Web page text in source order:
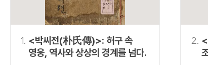
NOT 정조 NOT 정약용
“정조”
동시에 여러 개의 연산자를 사용할 수 있습니다.
1. <박씨전(朴氏傳)>: 허구 속
영웅, 역사와 상상의 경계를 넘다.
2.